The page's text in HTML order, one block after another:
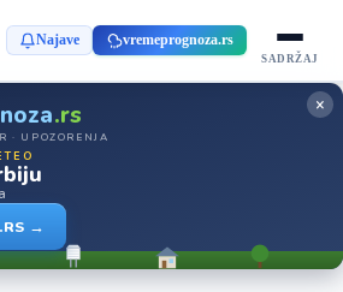
Najave vremeprognoza.rs
SADRŽAJ
.rs
· UPOZORENJA
→
×